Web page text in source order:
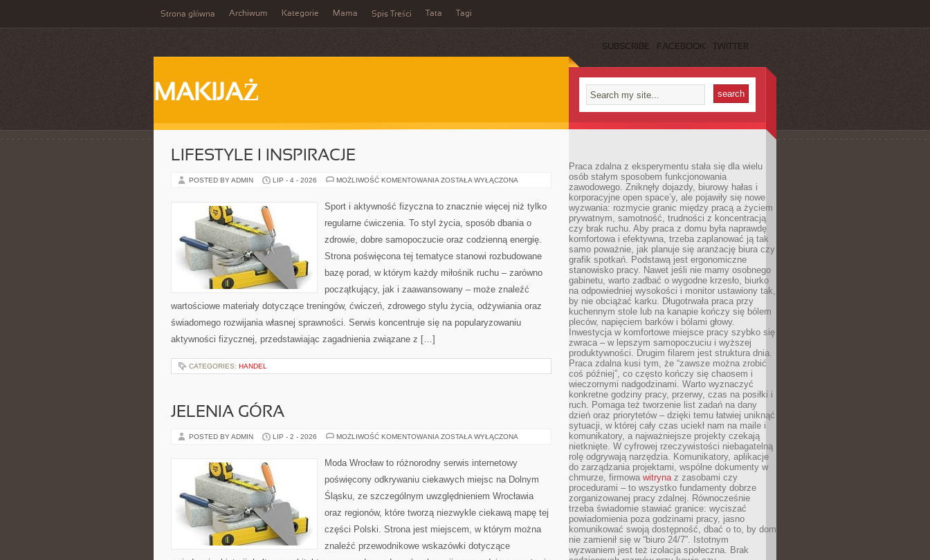
Strona główna Archiwum Kategorie Mama Spis Treści Tata Tagi
SUBSCRIBE FACEBOOK TWITTER
MAKIJAŻ
LIFESTYLE I INSPIRACJE
POSTED BY ADMIN LIP - 4 - 2026 MOŻLIWOŚĆ KOMENTOWANIA LIFESTYLE
ZOSTAŁA WYŁĄCZONA
Sport i aktywność fizyczna to znacznie więcej niż tylko
regularne ćwiczenia. To styl życia, sposób dbania o
zdrowie, dobre samopoczucie oraz codzienną energię.
Strona poświęcona tej tematyce stanowi rozbudowane
bazę porad, w którym każdy miłośnik ruchu – zarówno
początkujący, jak i zaawansowany – może znaleźć
wartościowe materiały dotyczące treningów, ćwiczeń, zdrowego stylu życia, odżywiania oraz
świadomego rozwijania własnej sprawności. Serwis koncentruje się na popularyzowaniu
aktywności fizycznej, przedstawiając zagadnienia związane z […]
CATEGORIES: HANDEL
JELENIA GÓRA
POSTED BY ADMIN LIP - 2 - 2026 MOŻLIWOŚĆ KOMENTOWANIA JELENIA
ZOSTAŁA WYŁĄCZONA
Moda Wrocław to różnorodny serwis internetowy
poświęcony odkrywaniu ciekawych miejsc na Dolnym
Śląsku, ze szczególnym uwzględnieniem Wrocławia
oraz regionów, które tworzą niezwykle ciekawą mapę tej
części Polski. Strona jest miejscem, w którym można
znaleźć przewodnikowe wskazówki dotyczące
Praca zdalna z eksperymentu stała się dla wielu
osób stałym sposobem funkcjonowania
zawodowego. Zniknęły dojazdy, biurowy hałas i
korporacyjne open space’y, ale pojawiły się nowe
wyzwania: rozmycie granic między pracą a życiem
prywatnym, samotność, trudności z koncentracją
czy brak ruchu. Aby praca z domu była naprawdę
komfortowa i efektywna, trzeba zaplanować ją tak
samo poważnie, jak planuje się aranżację biura czy
grafik spotkań. Podstawą jest ergonomiczne
stanowisko pracy. Nawet jeśli nie mamy osobnego
gabinetu, warto zadbać o wygodne krzesło, biurko
na odpowiedniej wysokości i monitor ustawiony tak,
by nie obciążać karku. Długotrwała praca przy
kuchennym stole lub na kanapie kończy się bólem
pleców, napięciem barków i bólami głowy.
Inwestycja w komfortowe miejsce pracy szybko się
zwraca – w lepszym samopoczuciu i wyższej
produktywności. Drugim filarem jest struktura dnia.
Praca zdalna kusi tym, że “zawsze można zrobić
coś później”, co często kończy się chaosem i
wieczornymi nadgodzinami. Warto wyznaczyć
konkretne godziny pracy, przerwy, czas na posiłki i
ruch. Pomaga też tworzenie list zadań na dany
dzień oraz priorytetów – dzięki temu łatwiej uniknąć
sytuacji, w której cały czas uciekł nam na maile i
komunikatory, a najważniejsze projekty czekają
nietknięte. W cyfrowej rzeczywistości niebagatelną
rolę odgrywają narzędzia. Komunikatory, aplikacje
do zarządzania projektami, wspólne dokumenty w
chmurze, firmowa witrynaz zasobami czy
procedurami – to wszystko fundamenty dobrze
zorganizowanej pracy zdalnej. Równocześnie
trzeba świadomie stawiać granice: wyciszać
powiadomienia poza godzinami pracy, jasno
komunikować swoją dostępność, dbać o to, by dom
nie zamienił się w “biuro 24/7”. Istotnym
wyzwaniem jest też izolacja społeczna. Brak